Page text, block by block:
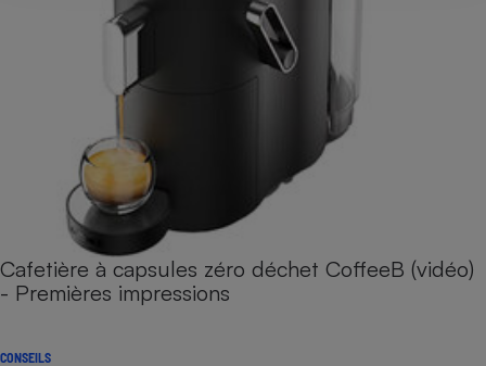
Cafetière à capsules zéro déchet CoffeeB (vidéo)
- Premières impressions
CONSEILS